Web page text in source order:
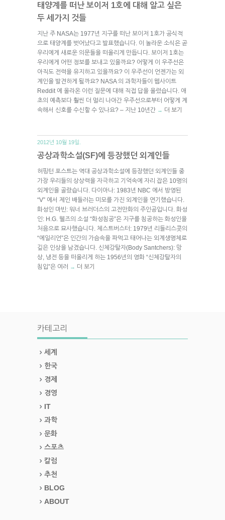
태양계를 떠난 보이저 1호에 대해 알고 싶은
두 세가지 것들
지난 주 NASA는 1977년 지구를 떠난 보이저 1호가 공식적
으로 태양계를 벗어났다고 발표했습니다. 이 놀라운 소식은 곧
우리에게 새로운 의문들을 떠올리게 만듭니다. 보이저 1호는
우리에게 어떤 정보를 보내고 있을까요? 어떻게 이 우주선은
아직도 전력을 유지하고 있을까요? 이 우주선이 언젠가는 외
계인을 발견하게 될까요? NASA 의 과학자들이 웹사이트
Reddit 에 올라온 이런 질문에 대해 직접 답을 올렸습니다. 애
초의 예측보다 훨씬 더 멀리 나아간 우주선으로부터 어떻게 계
속해서 신호를 수신할 수 있나요? – 지난 10년간 → 더 보기
2012년 10월 19일.
공상과학소설(SF)에 등장했던 외계인들
허핑턴 포스트는 역대 공상과학소설에 등장했던 외계인들 중
가장 우리들의 상상력을 자극하고 기억속에 자리 잡은 10명의
외계인을 골랐습니다. 다이아나: 1983년 NBC 에서 방영된
“V” 에서 제인 배들러는 미모를 가진 외계인을 연기했습니다.
화성인 마빈: 워너 브러더스의 고전만화의 주인공입니다. 화성
인: H.G. 웰즈의 소설 “화성침공”은 지구를 침공하는 화성인을
처음으로 묘사했습니다. 체스트버스터: 1979년 리들리스콧의
“에일리언”은 인간의 가슴속을 파먹고 태어나는 외계생명체로
깊은 인상을 남겼습니다. 신체강탈자(Body Santchers): 망
상, 냉전 등을 떠올리게 하는 1956년의 영화 “신체강탈자의
침입”은 여러 → 더 보기
카테고리
세계
한국
경제
경영
IT
과학
문화
스포츠
칼럼
추천
BLOG
ABOUT